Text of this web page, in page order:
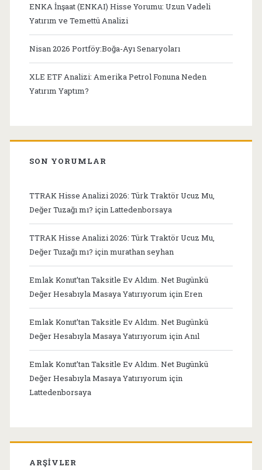
ENKA İnşaat (ENKAI) Hisse Yorumu: Uzun Vadeli
Yatırım ve Temettü Analizi
Nisan 2026 Portföy:Boğa-Ayı Senaryoları
XLE ETF Analizi: Amerika Petrol Fonuna Neden
Yatırım Yaptım?
SON YORUMLAR
TTRAK Hisse Analizi 2026: Türk Traktör Ucuz Mu,
Değer Tuzağı mı? içinLattedenborsaya
TTRAK Hisse Analizi 2026: Türk Traktör Ucuz Mu,
Değer Tuzağı mı? içinmurathan seyhan
Emlak Konut’tan Taksitle Ev Aldım. Net Bugünkü
Değer Hesabıyla Masaya Yatırıyorum içinEren
Emlak Konut’tan Taksitle Ev Aldım. Net Bugünkü
Değer Hesabıyla Masaya Yatırıyorum içinAnıl
Emlak Konut’tan Taksitle Ev Aldım. Net Bugünkü
Değer Hesabıyla Masaya Yatırıyorum için
Lattedenborsaya
ARŞIVLER